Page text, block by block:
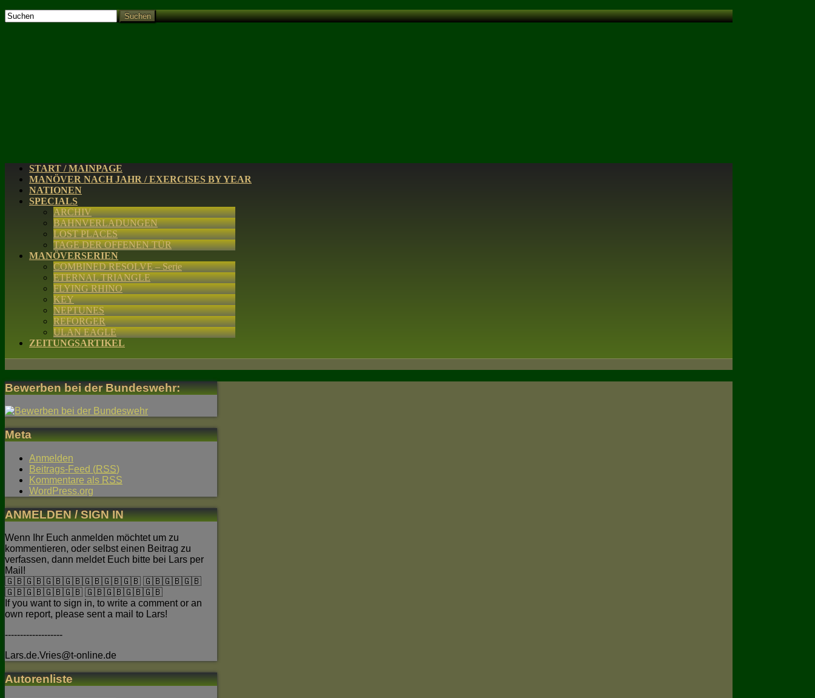
Suchen
START / MAINPAGE
MANÖVER NACH JAHR / EXERCISES BY YEAR
NATIONEN
SPECIALS
ARCHIV
BAHNVERLADUNGEN
LOST PLACES
TAGE DER OFFENEN TÜR
MANÖVERSERIEN
COMBINED RESOLVE – Serie
ETERNAL TRIANGLE
FLYING RHINO
KEY
NEPTUNES
REFORGER
ULAN EAGLE
ZEITUNGSARTIKEL
Bewerben bei der Bundeswehr:
Meta
Anmelden
Beitrags-Feed (RSS)
Kommentare als RSS
WordPress.org
ANMELDEN / SIGN IN
Wenn Ihr Euch anmelden möchtet um zu
kommentieren, oder selbst einen Beitrag zu
verfassen, dann meldet Euch bitte bei Lars per
Mail!
🇬🇧🇬🇧🇬🇧🇬🇧🇬🇧🇬🇧🇬🇧 🇬🇧🇬🇧🇬🇧
🇬🇧🇬🇧🇬🇧🇬🇧 🇬🇧🇬🇧🇬🇧🇬🇧
If you want to sign in, to write a comment or an
own report, please sent a mail to Lars!
-------------------
Lars.de.Vries@t-online.de
Autorenliste